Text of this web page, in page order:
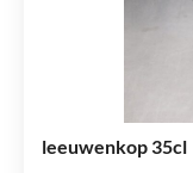
leeuwenkop 35cl